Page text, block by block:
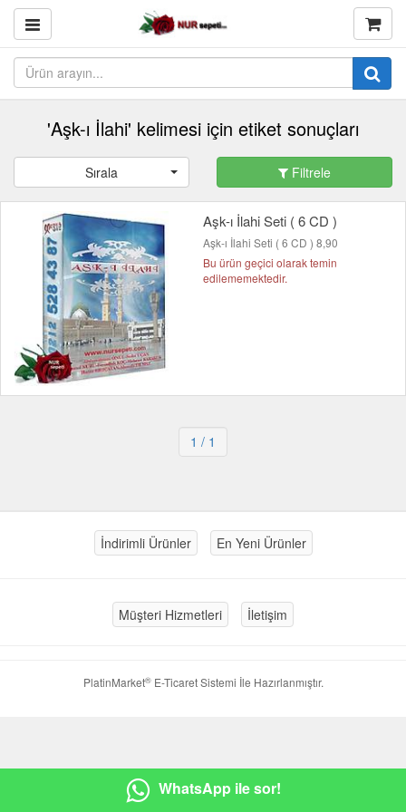
'Aşk-ı İlahi' kelimesi için etiket sonuçları
Sırala Filtrele
Aşk-ı İlahi Seti ( 6 CD )
Aşk-ı İlahi Seti ( 6 CD ) 8,90
Bu ürün geçici olarak temin
edilememektedir.
1 / 1
İndirimli Ürünler En Yeni Ürünler
Müşteri Hizmetleri İletişim
PlatinMarket®E-Ticaret Sistemi İle Hazırlanmıştır.
WhatsApp ile sor!